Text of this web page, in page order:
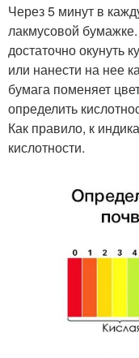
Через 5 минут в
лакмусовой
достаточно окунуть
или нанести на нее
бумага поменяет
определить
Как правило, к
кислотности.